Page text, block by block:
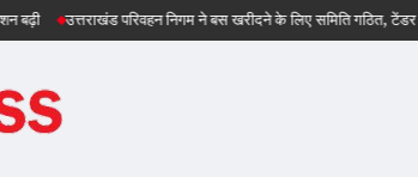
परिवहन निगम ने बस खरीदने के लिए समिति गठित, टेंडर भी जल्द